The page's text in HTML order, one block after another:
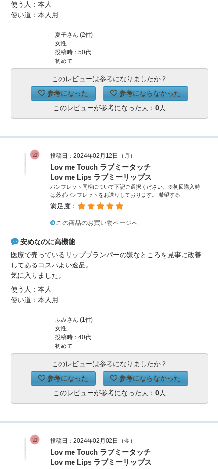
使う人：本人
使い道：本人用
夏子さん (2件)
女性
投稿時：50代
初めて
このレビューは参考になりましたか？
参考になった
参考にならなかった
このレビューが参考になった人： 0人
投稿日：2024年02月12日（月）
Lov me Touch ラブミータッチ
Lov me Lips ラブミーリップス
パンフレット同梱について下記ご選択ください。※初回購入時
は必ずパンフレットをお送りしております。:希望する
満足度：
この商品のお買い物ページへ
安めなのに高機能
医療で売っているリッププランパーの嫌なところを見事に改善
してあるコスパよい逸品。
気に入りました。
使う人：本人
使い道：本人用
ふみさん (1件)
女性
投稿時：40代
初めて
このレビューは参考になりましたか？
参考になった
参考にならなかった
このレビューが参考になった人： 0人
投稿日：2024年02月02日（金）
Lov me Touch ラブミータッチ
Lov me Lips ラブミーリップス